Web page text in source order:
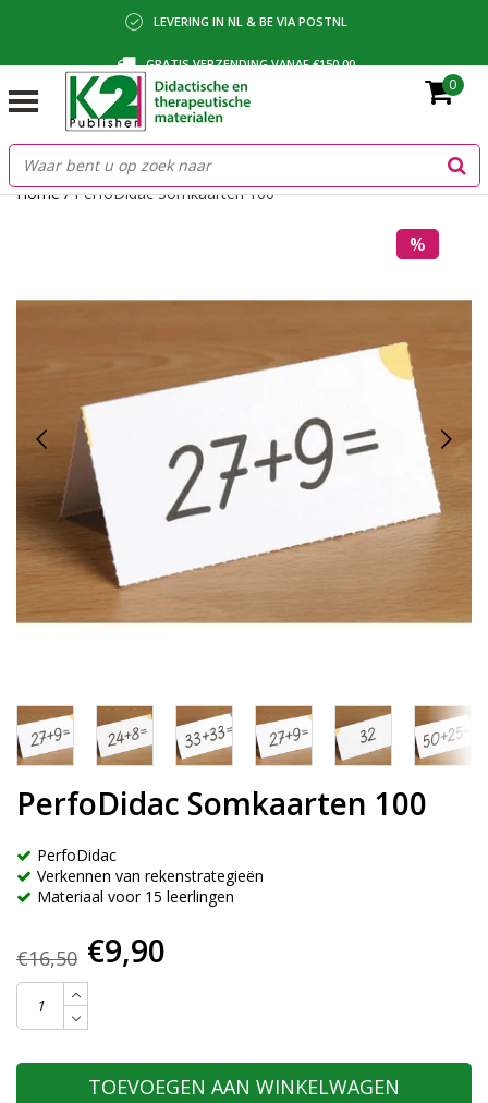
LEVERING IN NL & BE VIA POSTNL
GRATIS VERZENDING VANAF €150,00
BETALING VIA IDEAL, BANCONTACT OF FACTUUR
0
Home/PerfoDidac Somkaarten 100
%
PerfoDidac Somkaarten 100
PerfoDidac
Verkennen van rekenstrategieën
Materiaal voor 15 leerlingen
€16,50 €9,90
TOEVOEGEN AAN WINKELWAGEN